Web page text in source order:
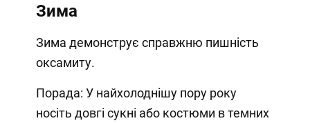
Зима
Зима демонструє справжню пишність
оксамиту.
Порада: У найхолоднішу пору року
носіть довгі сукні або костюми в темних